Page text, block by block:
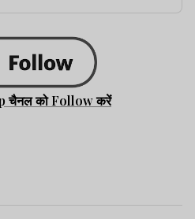
चैनल को Follow करें